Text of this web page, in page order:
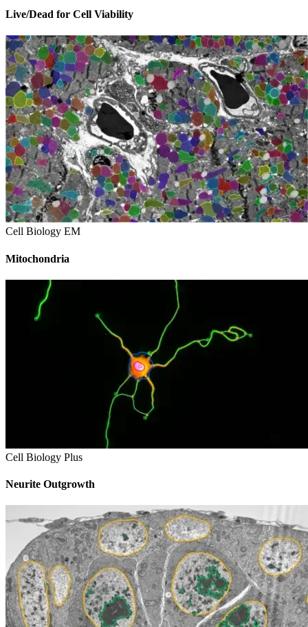
Live/Dead for Cell Viability
Cell Biology EM
Mitochondria
Cell Biology Plus
Neurite Outgrowth